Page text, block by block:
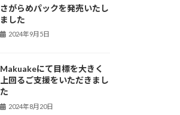
さがらめパックを発売いたし
ました
2024年9月5日
Makuakeにて目標を大きく
上回るご支援をいただきまし
た
2024年8月20日